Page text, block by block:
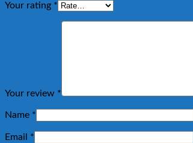
Your rating *
Your review *
Name *
Email *